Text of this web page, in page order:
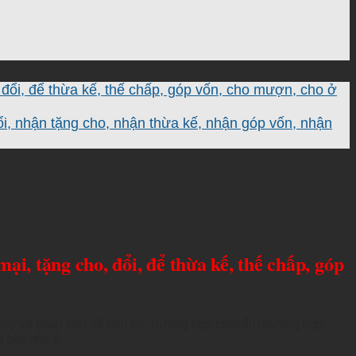
để thừa kế, thế chấp, góp vốn, cho mượn, cho ở
nhận tặng cho, nhận thừa kế, nhận góp vốn, nhận
tặng cho, đổi, để thừa kế, thế chấp, góp
và pháp luật về dân sự; trường hợp chuyển nhượng hợp
nhà ở;